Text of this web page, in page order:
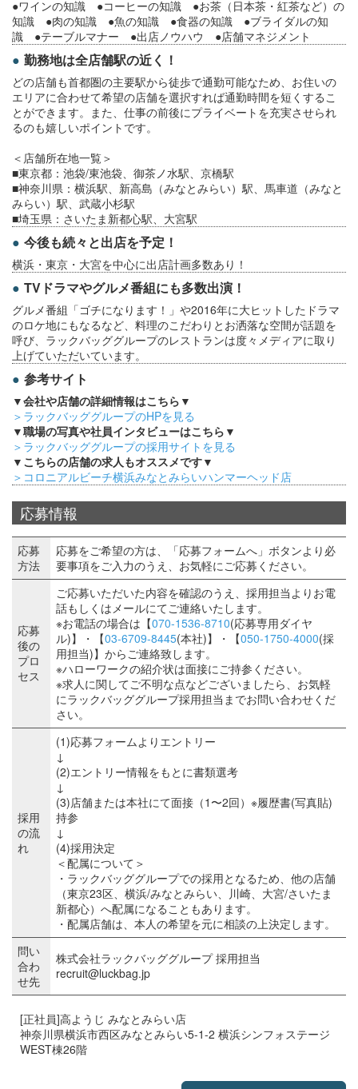
●ワインの知識 ●コーヒーの知識 ●お茶（日本茶・紅茶など）の
知識 ●肉の知識 ●魚の知識 ●食器の知識 ●ブライダルの知
識 ●テーブルマナー ●出店ノウハウ ●店舗マネジメント
勤務地は全店舗駅の近く！
どの店舗も首都圏の主要駅から徒歩で通勤可能なため、お住いの
エリアに合わせて希望の店舗を選択すれば通勤時間を短くするこ
とができます。また、仕事の前後にプライベートを充実させられ
るのも嬉しいポイントです。
＜店舗所在地一覧＞
■東京都：池袋/東池袋、御茶ノ水駅、京橋駅
■神奈川県：横浜駅、新高島（みなとみらい）駅、馬車道（みなと
みらい）駅、武蔵小杉駅
■埼玉県：さいたま新都心駅、大宮駅
今後も続々と出店を予定！
横浜・東京・大宮を中心に出店計画多数あり！
TVドラマやグルメ番組にも多数出演！
グルメ番組「ゴチになります！」や2016年に大ヒットしたドラマ
のロケ地にもなるなど、料理のこだわりとお洒落な空間が話題を
呼び、ラックバッググループのレストランは度々メディアに取り
上げていただいています。
参考サイト
▼会社や店舗の詳細情報はこちら▼
＞ラックバッググループのHPを見る
▼職場の写真や社員インタビューはこちら▼
＞ラックバッググループの採用サイトを見る
▼こちらの店舗の求人もオススメです▼
＞コロニアルビーチ横浜みなとみらいハンマーヘッド店
応募情報
応募
方法
応募をご希望の方は、「応募フォームへ」ボタンより必
要事項をご入力のうえ、お気軽にご応募ください。
応募
後の
プロ
セス
ご応募いただいた内容を確認のうえ、採用担当よりお電
話もしくはメールにてご連絡いたします。
※お電話の場合は【070-1536-8710(応募専用ダイヤ
ル)】・【03-6709-8445(本社)】・【050-1750-4000(採
用担当)】からご連絡致します。
※ハローワークの紹介状は面接にご持参ください。
※求人に関してご不明な点などございましたら、お気軽
にラックバッググループ採用担当までお問い合わせくだ
さい。
採用
の流
れ
(1)応募フォームよりエントリー
↓
(2)エントリー情報をもとに書類選考
↓
(3)店舗または本社にて面接（1〜2回）※履歴書(写真貼)
持参
↓
(4)採用決定
＜配属について＞
・ラックバッググループでの採用となるため、他の店舗
（東京23区、横浜/みなとみらい、川崎、大宮/さいたま
新都心）へ配属になることもあります。
・配属店舗は、本人の希望を元に相談の上決定します。
問い
合わ
せ先
株式会社ラックバッググループ 採用担当
recruit@luckbag.jp
[正社員]高ようじ みなとみらい店
神奈川県横浜市西区みなとみらい5-1-2 横浜シンフォステージ
WEST棟26階